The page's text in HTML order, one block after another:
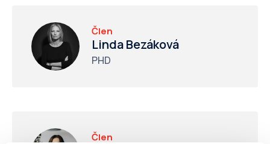
Člen
Linda Bezáková
PHD
Člen